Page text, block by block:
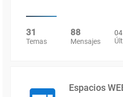
31
Temas
88
Mensajes
Espacios